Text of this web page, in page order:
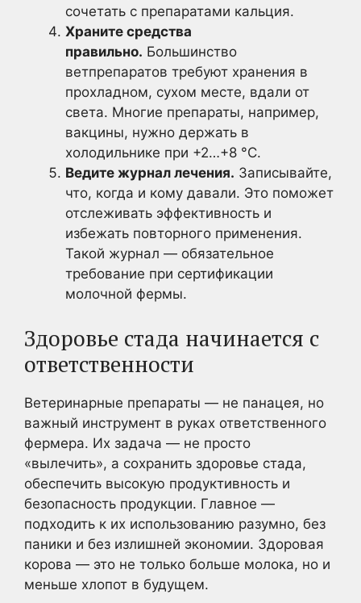
сочетать с препаратами кальция.
Храните средства
правильно. Большинство
ветпрепаратов требуют хранения в
прохладном, сухом месте, вдали от
света. Многие препараты, например,
вакцины, нужно держать в
холодильнике при +2…+8 °C.
Ведите журнал лечения. Записывайте,
что, когда и кому давали. Это поможет
отслеживать эффективность и
избежать повторного применения.
Такой журнал — обязательное
требование при сертификации
молочной фермы.
Здоровье стада начинается с
ответственности
Ветеринарные препараты — не панацея, но
важный инструмент в руках ответственного
фермера. Их задача — не просто
«вылечить», а сохранить здоровье стада,
обеспечить высокую продуктивность и
безопасность продукции. Главное —
подходить к их использованию разумно, без
паники и без излишней экономии. Здоровая
корова — это не только больше молока, но и
меньше хлопот в будущем.